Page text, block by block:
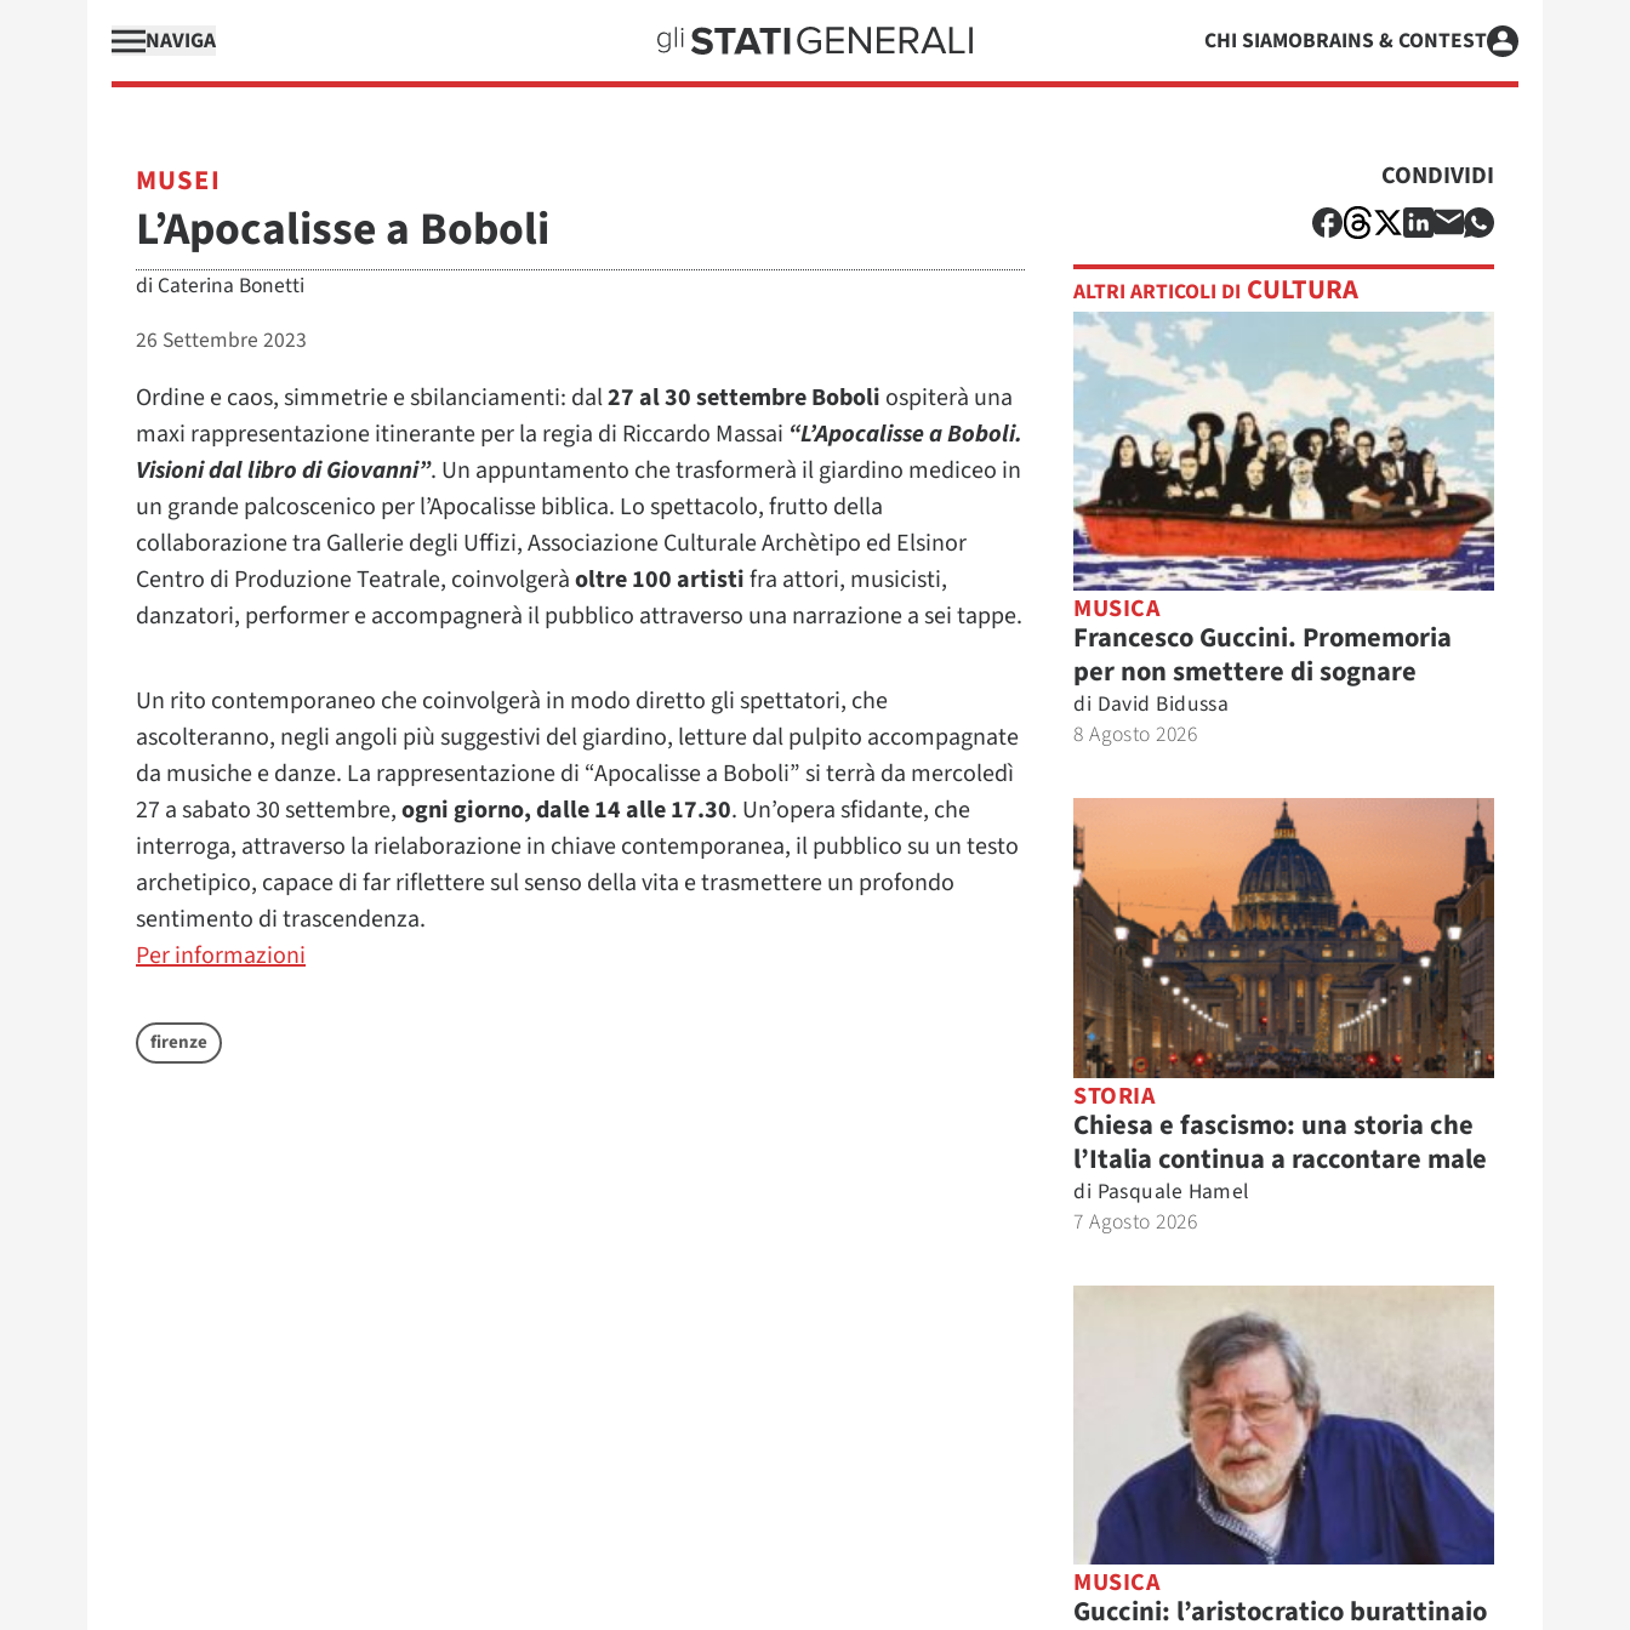
NAVIGA CHI SIAMOBRAINS & CONTEST
MUSEI
L’Apocalisse a Boboli
di Caterina Bonetti
26 Settembre 2023
Ordine e caos, simmetrie e sbilanciamenti: dal27 al 30 settembre Boboli ospiterà una
maxi rappresentazione itinerante per la regia di Riccardo Massai “L’Apocalisse a Boboli.
Visioni dal libro di Giovanni”. Un appuntamento che trasformerà il giardino mediceo in
un grande palcoscenico per l’Apocalisse biblica. Lo spettacolo, frutto della
collaborazione tra Gallerie degli Uffizi, Associazione Culturale Archètipo ed Elsinor
Centro di Produzione Teatrale, coinvolgeràoltre 100 artistifra attori, musicisti,
danzatori, performer e accompagnerà il pubblico attraverso una narrazione a sei tappe.
Un rito contemporaneo che coinvolgerà in modo diretto gli spettatori, che
ascolteranno, negli angoli più suggestivi del giardino, letture dal pulpito accompagnate
da musiche e danze. La rappresentazione di “Apocalisse a Boboli” si terrà da mercoledì
27 a sabato 30 settembre,ogni giorno, dalle 14 alle 17.30. Un’opera sfidante, che
interroga, attraverso la rielaborazione in chiave contemporanea, il pubblico su un testo
archetipico, capace di far riflettere sul senso della vita e trasmettere un profondo
sentimento di trascendenza.
Per informazioni
firenze
CONDIVIDI
ALTRI ARTICOLI DI CULTURA
MUSICA
Francesco Guccini. Promemoria
per non smettere di sognare
di David Bidussa
8 Agosto 2026
STORIA
Chiesa e fascismo: una storia che
l’Italia continua a raccontare male
di Pasquale Hamel
7 Agosto 2026
MUSICA
Guccini: l’aristocratico burattinaio